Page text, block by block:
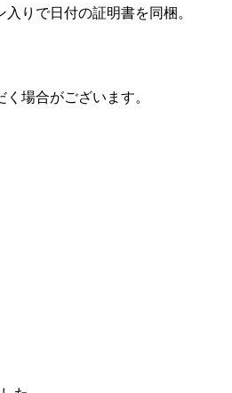
りで日付の証明書を同梱。
場合がございます。